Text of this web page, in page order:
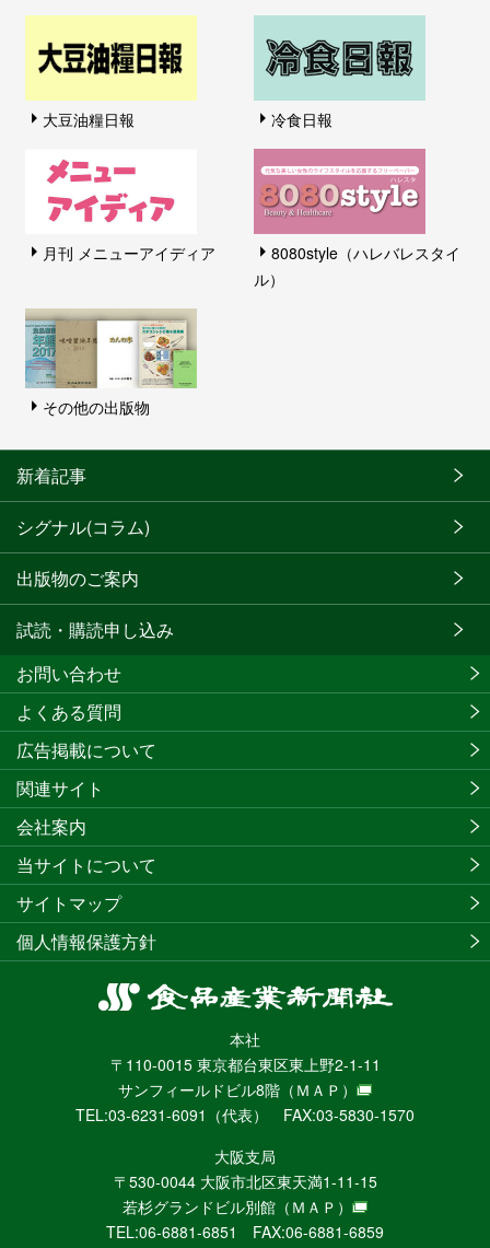
大豆油糧日報 冷食日報
月刊 メニューアイディア
8080style（ハレバレスタイ
ル）
その他の出版物
新着記事
シグナル(コラム)
出版物のご案内
試読・購読申し込み
食
産
業
新
聞
社
ニ
ュ
ー
本社
〒110-0015 東京都台東区東上野2-1-11
サンフィールドビル8階 （ＭＡＰ）
TEL:03-6231-6091（代表） FAX:03-5830-1570
大阪支局
〒530-0044 大阪市北区東天満1-11-15
若杉グランドビル別館 （ＭＡＰ）
TEL:06-6881-6851 FAX:06-6881-6859
お問い合わせ
よくある質問
広告掲載について
関連サイト
会社案内
当サイトについて
サイトマップ
個人情報保護方針